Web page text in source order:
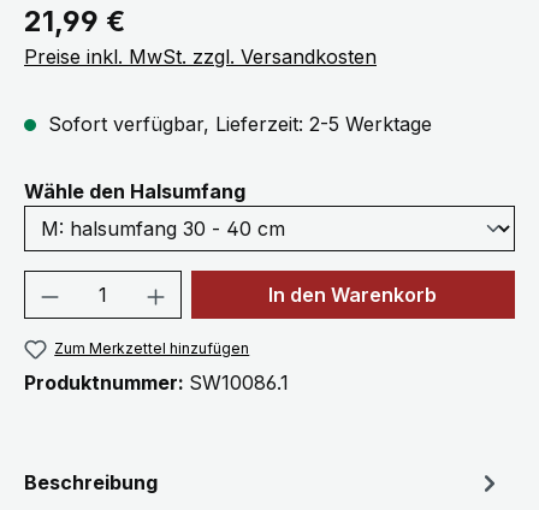
Regulärer Preis:
21,99 €
Preise inkl. MwSt. zzgl. Versandkosten
Sofort verfügbar, Lieferzeit: 2-5 Werktage
Wähle den Halsumfangauswählen
Produkt Anzahl: Gib denIn den Warenkorb
Zum Merkzettel hinzufügen
Produktnummer: SW10086.1
Beschreibung